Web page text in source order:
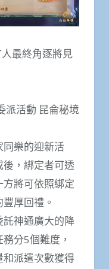
最終角逐將見
派活動 昆侖秘境
同樂的迎新活
，綁定者可透
將可依照綁定
厚回禮。
託神通廣大的降
分5個難度，
派遣次數獲得